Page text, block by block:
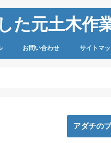
た元土木作
お問い合わせ サイトマ
アダチの